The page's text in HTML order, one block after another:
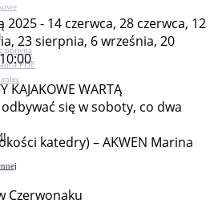
prawna
PDF
2025 - 14 czerwca, 28 czerwca, 12
23 sierpnia, 6 września, 20
KAJAKOWE WARTĄ
się w soboty, co dwa
katedry) – AKWEN Marina
Czerwonaku